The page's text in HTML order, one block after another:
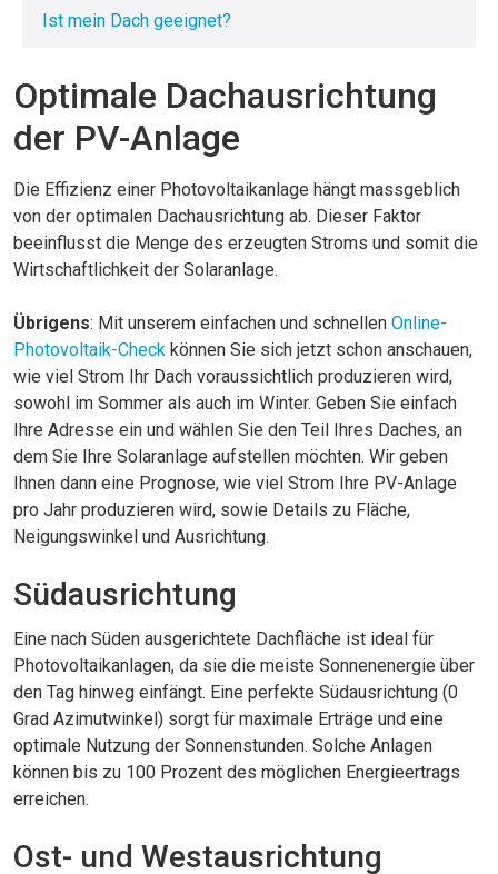
Ist mein Dach geeignet?
Optimale Dachausrichtung
der PV-Anlage
Die Effizienz einer Photovoltaikanlage hängt massgeblich
von der optimalen Dachausrichtung ab. Dieser Faktor
beeinflusst die Menge des erzeugten Stroms und somit die
Wirtschaftlichkeit der Solaranlage.
Übrigens: Mit unserem einfachen und schnellen Online-
Photovoltaik-Check können Sie sich jetzt schon anschauen,
wie viel Strom Ihr Dach voraussichtlich produzieren wird,
sowohl im Sommer als auch im Winter. Geben Sie einfach
Ihre Adresse ein und wählen Sie den Teil Ihres Daches, an
dem Sie Ihre Solaranlage aufstellen möchten. Wir geben
Ihnen dann eine Prognose, wie viel Strom Ihre PV-Anlage
pro Jahr produzieren wird, sowie Details zu Fläche,
Neigungswinkel und Ausrichtung.
Südausrichtung
Eine nach Süden ausgerichtete Dachfläche ist ideal für
Photovoltaikanlagen, da sie die meiste Sonnenenergie über
den Tag hinweg einfängt. Eine perfekte Südausrichtung (0
Grad Azimutwinkel) sorgt für maximale Erträge und eine
optimale Nutzung der Sonnenstunden. Solche Anlagen
können bis zu 100 Prozent des möglichen Energieertrags
erreichen.
Ost- und Westausrichtung